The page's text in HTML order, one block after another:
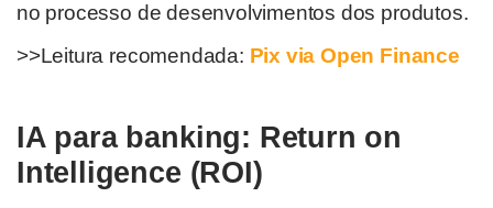
no processo de desenvolvimentos dos produtos.
>>Leitura recomendada: Pix via Open Finance
IA para banking: Return on
Intelligence (ROI)